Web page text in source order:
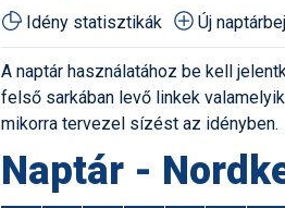
Havazás
Fotók
Idény statisztikák Új
A naptár használatához be kell
felső sarkában levő linkek
mikorra tervezel sízést az idényben.
Naptár -